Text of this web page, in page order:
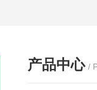
产品中心 /